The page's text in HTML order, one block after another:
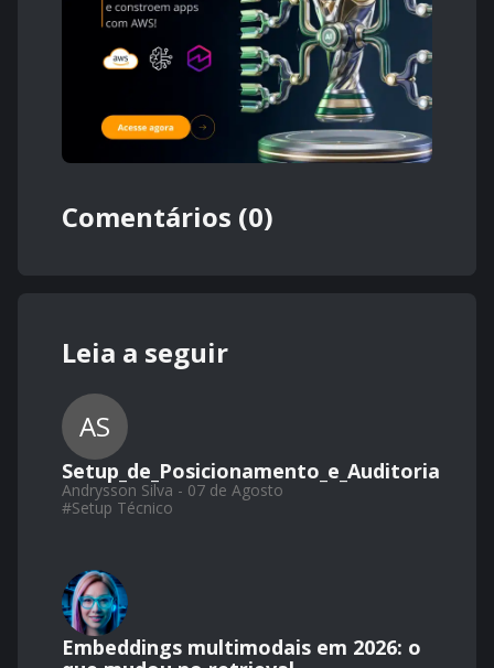
Comentários (0)
Leia a seguir
AS
Setup_de_Posicionamento_e_Auditoria
Andrysson Silva - 07 de Agosto
#Setup Técnico
Embeddings multimodais em 2026: o